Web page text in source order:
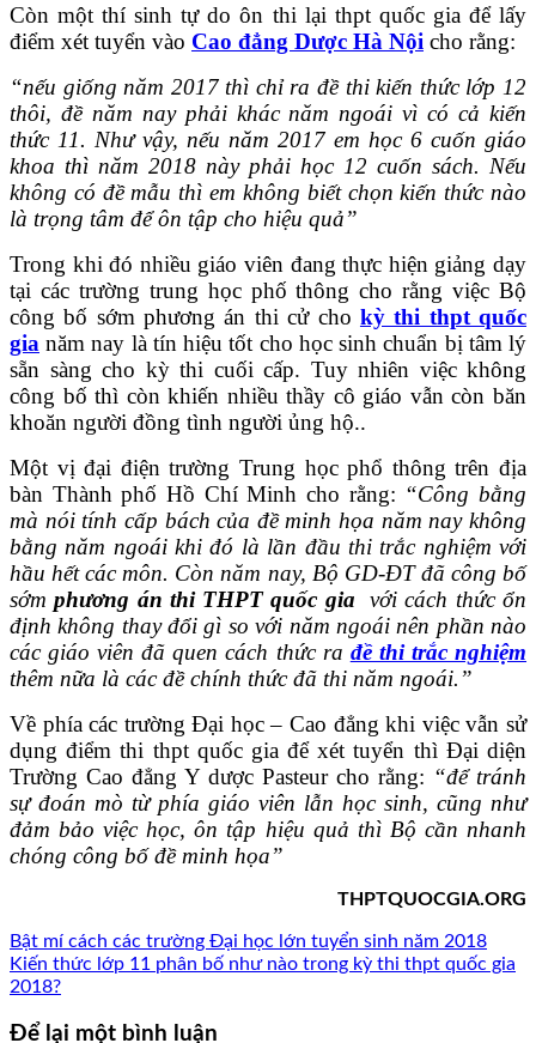
Còn một thí sinh tự do ôn thi lại thpt quốc gia để lấy
điểm xét tuyển vào Cao đẳng Dược Hà Nội cho rằng:
“nếu giống năm 2017 thì chỉ ra đề thi kiến thức lớp 12
thôi, đề năm nay phải khác năm ngoái vì có cả kiến
thức 11. Như vậy, nếu năm 2017 em học 6 cuốn giáo
khoa thì năm 2018 này phải học 12 cuốn sách. Nếu
không có đề mẫu thì em không biết chọn kiến thức nào
là trọng tâm để ôn tập cho hiệu quả”
Trong khi đó nhiều giáo viên đang thực hiện giảng dạy
tại các trường trung học phố thông cho rằng việc Bộ
công bố sớm phương án thi cử cho kỳ thi thpt quốc
gia năm nay là tín hiệu tốt cho học sinh chuẩn bị tâm lý
sẵn sàng cho kỳ thi cuối cấp. Tuy nhiên việc không
công bố thì còn khiến nhiều thầy cô giáo vẫn còn băn
khoăn người đồng tình người ủng hộ..
Một vị đại điện trường Trung học phổ thông trên địa
bàn Thành phố Hồ Chí Minh cho rằng: “Công bằng
mà nói tính cấp bách của đề minh họa năm nay không
bằng năm ngoái khi đó là lần đầu thi trắc nghiệm với
hầu hết các môn. Còn năm nay, Bộ GD-ĐT đã công bố
sớmphương án thi THPT quốc gia
với cách thức ổn
định không thay đổi gì so với năm ngoái nên phần nào
các giáo viên đã quen cách thức ra đề thi trắc nghiệm
thêm nữa là các đề chính thức đã thi năm ngoái.”
Về phía các trường Đại học – Cao đẳng khi việc vẫn sử
dụng điểm thi thpt quốc gia để xét tuyển thì Đại diện
Trường Cao đẳng Y dược Pasteur cho rằng: “để tránh
sự đoán mò từ phía giáo viên lẫn học sinh, cũng như
đảm bảo việc học, ôn tập hiệu quả thì Bộ cần nhanh
chóng công bố đề minh họa”
THPTQUOCGIA.ORG
Bật mí cách các trường Đại học lớn tuyển sinh năm 2018
Kiến thức lớp 11 phân bố như nào trong kỳ thi thpt quốc gia
2018?
Để lại một bình luận